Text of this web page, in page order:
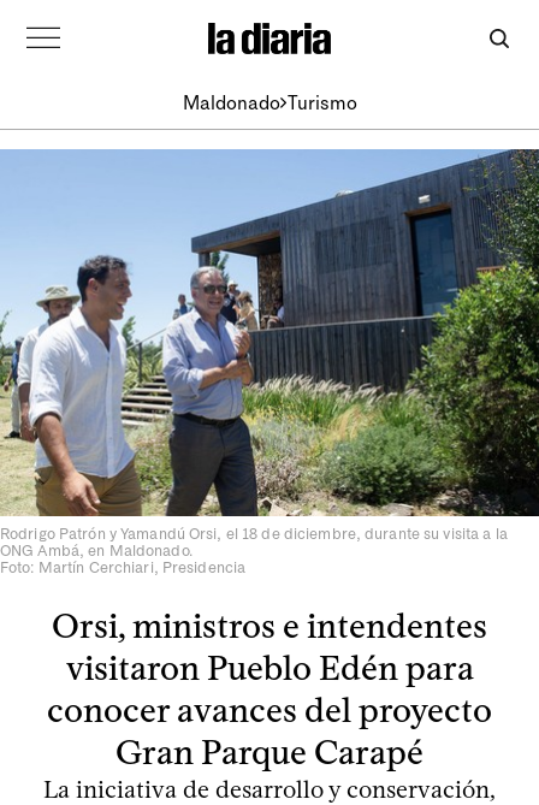
Maldonado Turismo
Rodrigo Patrón y Yamandú Orsi, el 18 de diciembre, durante su visita a la
ONG Ambá, en Maldonado.
Foto: Martín Cerchiari, Presidencia
Orsi, ministros e intendentes
visitaron Pueblo Edén para
conocer avances del proyecto
Gran Parque Carapé
La iniciativa de desarrollo y conservación,